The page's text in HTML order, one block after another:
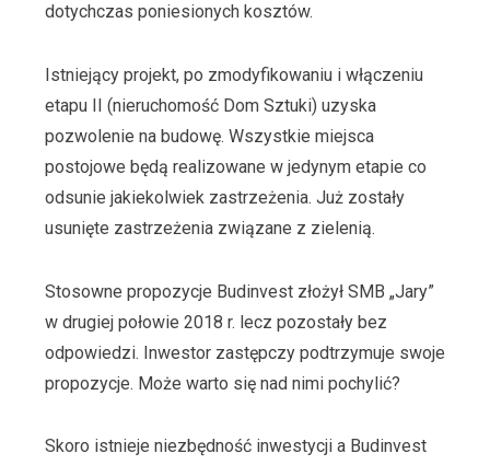
dotychczas poniesionych kosztów.
Istniejący projekt, po zmodyfikowaniu i włączeniu
etapu II (nieruchomość Dom Sztuki) uzyska
pozwolenie na budowę. Wszystkie miejsca
postojowe będą realizowane w jedynym etapie co
odsunie jakiekolwiek zastrzeżenia. Już zostały
usunięte zastrzeżenia związane z zielenią.
Stosowne propozycje Budinvest złożył SMB „Jary”
w drugiej połowie 2018 r. lecz pozostały bez
odpowiedzi. Inwestor zastępczy podtrzymuje swoje
propozycje. Może warto się nad nimi pochylić?
Skoro istnieje niezbędność inwestycji a Budinvest